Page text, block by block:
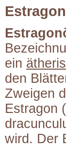
ein
den
Zweigen
Estragon
wird. Der